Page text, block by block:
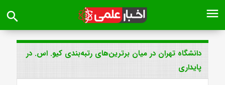
menu
search
دانشگاه تهران در میان برترین‌های رتبه‌بندی کیو. اس. در
پایداری